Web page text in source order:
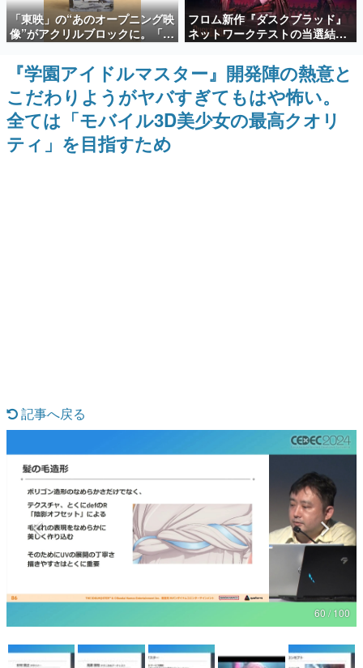
殿堂入り記事
SNS拡散数が数千以上！ ページビュー数万以上！ などな
ど。多くの人々に読まれた、電ファミ渾身の“殿堂入り”記
事をまとめました。
ゲームの企画書
名作ゲームクリエイターの方々に製作時のエピソードをお
聞きし、ヒットする企画（ゲーム）とは何か？を探ってい
きます。
赫本
この物語を解いてはいけない。『赫本』は、〈試験問題〉
なんでゲームは面白い？
ゲーム開発者・hamatsu氏がゲームの魅力を画面や操作の
具体的な形から解き明かしていく、硬派で骨太な評論連載
です。
ゲームが変えた日本語
「経験値」「裏技」「ラスボス」… ゲームにまつわる言葉
の起源や用法の変遷を、コンピューター文化史研究家・タ
イニーP氏が徹底調査。
カテゴリ
「東映」の“あのオープニング映
像”がアクリルブロックに。「東
映ヒストリカル グッズコレクシ
ョン」が8月下旬より発売
フロム新作『ダスクブラッド』
ネットワークテストの当選結果
が8月7日22時に発表。応募サイ
トのマイページから確認可能、
テスト実施は8月21日～24日
『学園アイドルマスター』開発陣の熱意と
こだわりようがヤバすぎてもはや怖い。
全ては「モバイル3D美少女の最高クオリ
ティ」を目指すため
記事へ戻る
60 / 100